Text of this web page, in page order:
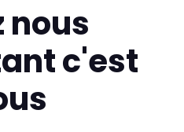
nous
c'est